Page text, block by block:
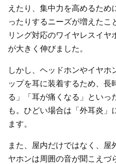
えたり、集中力を高めるた
ったりするニーズが増えたこ
リング対応のワイヤレスイ
が大きく伸びました。
しかし、ヘッドホンやイヤホ
ップを耳に装着するため、長
る」「耳が痛くなる」といっ
も。ひどい場合は「外耳炎」
ます。
また、屋内だけではなく、屋
ヤホンは周囲の音が聞こえづ